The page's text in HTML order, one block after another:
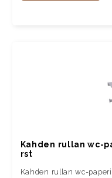
Kahden rullan wc-
rst
Kahden rullan wc-